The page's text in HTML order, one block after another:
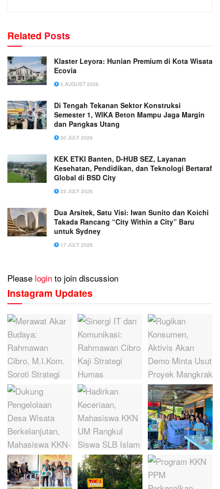
Related Posts
Klaster Leyora: Hunian Premium di Kota Wisata
Ecovia
3 AUGUST 2026
Di Tengah Tekanan Sektor Konstruksi
Semester 1, WIKA Beton Mampu Jaga Margin
dan Pangkas Utang
30 JULY 2026
KEK ETKI Banten, D-HUB SEZ, Layanan
Kesehatan, Pendidikan, dan Teknologi Bertaraf
Global di BSD City
23 JULY 2026
Dua Arsitek, Satu Visi: Iwan Sunito dan Koichi
Takada Rancang “City Within a City” Baru
untuk Sydney
17 JULY 2026
Please login to join discussion
Instagram Updates